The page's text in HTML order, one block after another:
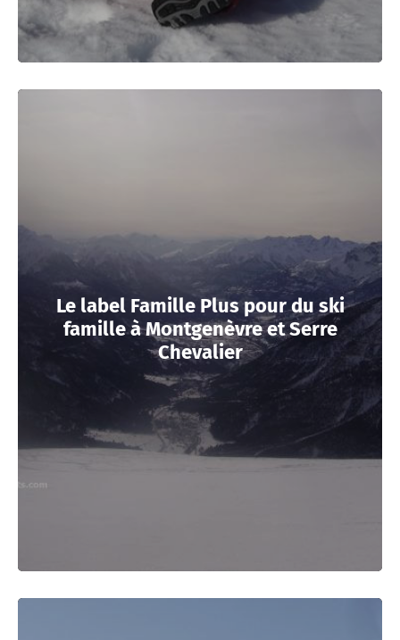
Le label Famille Plus pour du ski
famille à Montgenèvre et Serre
Chevalier